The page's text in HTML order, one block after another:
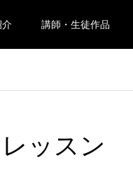
講師・生徒作品
ッスン